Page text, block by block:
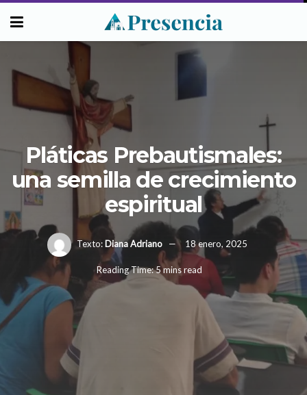
Pláticas Prebautismales:
una semilla de crecimiento
espiritual
Texto: Diana Adriano 18 enero, 2025
Reading Time: 5 mins read